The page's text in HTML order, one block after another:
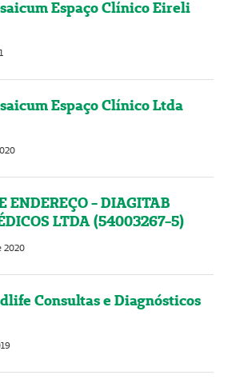
Espaço Clínico Eireli
Espaço Clínico Ltda
ENDEREÇO - DIAGITAB
LTDA (54003267-5)
2020
Consultas e Diagnósticos